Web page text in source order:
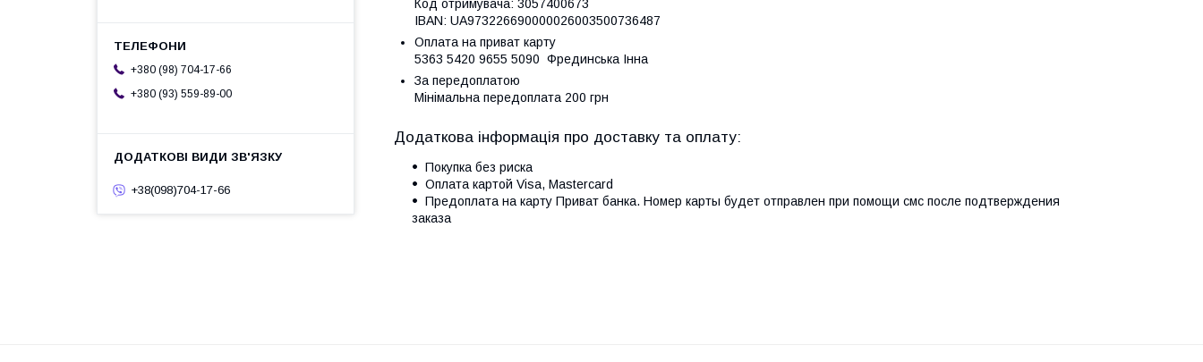
Код отримувача: 3057400673
IBAN: UA973226690000026003500736487
Оплата на приват карту
5363 5420 9655 5090  Фрединська Інна
За передоплатою
Мінімальна передоплата 200 грн
Покупка без риска
Оплата картой Visa, Mastercard
Предоплата на карту Приват банка. Номер карты будет отправлен при помощи смс после подтверждения
заказа
+380 (98) 704-17-66
+380 (93) 559-89-00
+38(098)704-17-66